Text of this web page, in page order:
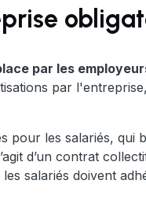
par les
par
pour les salariés, qui
d’un contrat
salariés doivent